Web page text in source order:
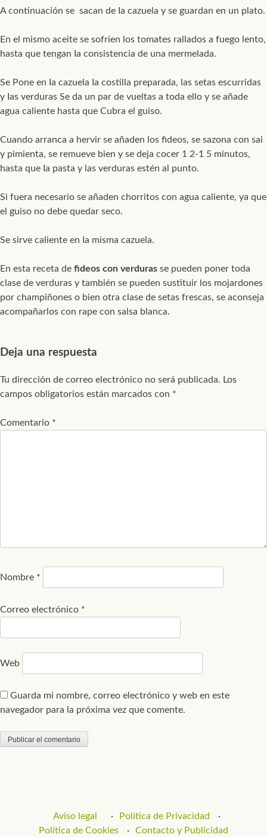
A continuación se sacan de Ia cazuela y se guardan en un plato.
En el mismo aceite se sofríen los tomates rallados a fuego lento,
hasta que tengan Ia consistencia de una mermelada.
Se Pone en Ia cazuela Ia costilla preparada, las setas escurridas
y Ias verduras Se da un par de vueltas a toda ello y se añade
agua caliente hasta que Cubra el guiso.
Cuando arranca a hervir se añaden los fideos, se sazona con sai
y pimienta, se remueve bien y se deja cocer 1 2-1 5 minutos,
hasta que Ia pasta y las verduras estén al punto.
Si fuera necesario se añaden chorritos con agua caliente, ya que
el guiso no debe quedar seco.
Se sirve caliente en Ia misma cazuela.
En esta receta de fideos con verduras se pueden poner toda
clase de verduras y también se pueden sustituir los mojardones
por champiñones o bien otra clase de setas frescas, se aconseja
acompañarlos con rape con salsa blanca.
Deja una respuesta
Tu dirección de correo electrónico no será publicada. Los
campos obligatorios están marcados con *
Comentario *
Nombre *
Correo electrónico *
Web
Guarda mi nombre, correo electrónico y web en este
navegador para la próxima vez que comente.
Aviso legal
Política de Privacidad
Política de Cookies
Contacto y Publicidad